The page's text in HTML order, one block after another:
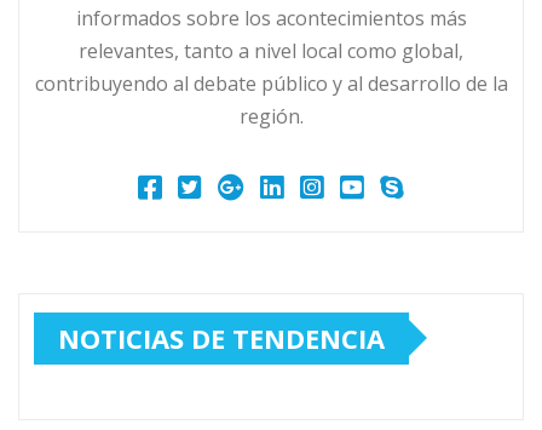
informados sobre los acontecimientos más
relevantes, tanto a nivel local como global,
contribuyendo al debate público y al desarrollo de la
región.
NOTICIAS DE TENDENCIA